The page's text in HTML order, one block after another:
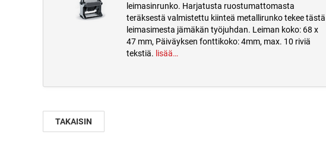
leimasinrunko. Harjatusta ruostumattomasta
teräksestä valmistettu kiinteä metallirunko tekee tästä
leimasimesta jämäkän työjuhdan. Leiman koko: 68 x
47 mm, Päiväyksen fonttikoko: 4mm, max. 10 riviä
tekstiä. lisää…
TAKAISIN